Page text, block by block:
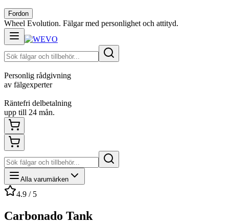
Fordon
Wheel Evolution. Fälgar med personlighet och attityd.
Personlig rådgivning
av fälgexperter
Räntefri delbetalning
upp till 24 mån.
Alla varumärken
4.9 / 5
Carbonado Tank